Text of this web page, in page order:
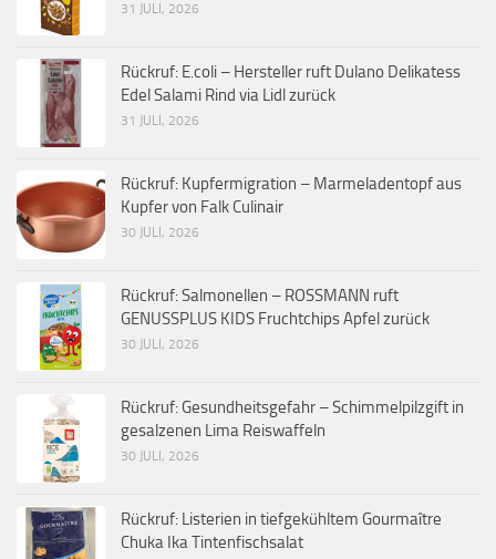
31 JULI, 2026
Rückruf: E.coli – Hersteller ruft Dulano Delikatess
Edel Salami Rind via Lidl zurück
31 JULI, 2026
Rückruf: Kupfermigration – Marmeladentopf aus
Kupfer von Falk Culinair
30 JULI, 2026
Rückruf: Salmonellen – ROSSMANN ruft
GENUSSPLUS KIDS Fruchtchips Apfel zurück
30 JULI, 2026
Rückruf: Gesundheitsgefahr – Schimmelpilzgift in
gesalzenen Lima Reiswaffeln
30 JULI, 2026
Rückruf: Listerien in tiefgekühltem Gourmaître
Chuka Ika Tintenfischsalat